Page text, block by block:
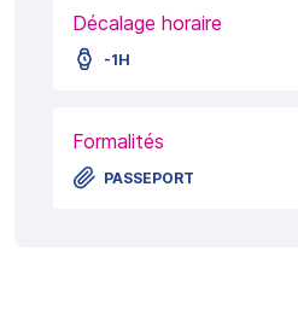
Décalage horaire
-1H
Formalités
PASSEPORT